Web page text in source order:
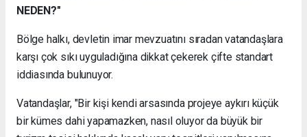
NEDEN?"
Bölge halkı, devletin imar mevzuatını sıradan vatandaşlara
karşı çok sıkı uyguladığına dikkat çekerek çifte standart
iddiasında bulunuyor.
Vatandaşlar, "Bir kişi kendi arsasında projeye aykırı küçük
bir kümes dahi yapamazken, nasıl oluyor da büyük bir